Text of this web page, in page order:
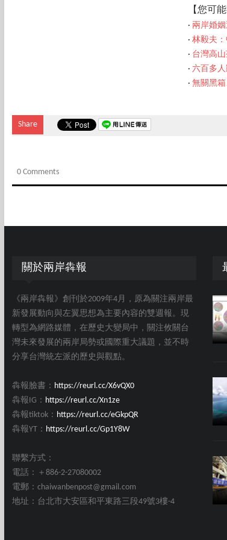
【您可
‧ 兩岸婚
‧ 林毅夫
‧ 台灣高
‧ 六百多
‧ 無關黑
Share
0 Comments
關於兩岸犇報
《兩岸犇報》創刊於2009年4月，原為關注兩岸最
新發展動向與左翼思想為主要內容的雙週報。現
轉型為網路媒體，在歷史大變局中，關注攸關台
灣未來發展的兩岸局勢或國際重大議題，並不時
分享台灣統左派的歷史與觀點。
犇報臉書： https://reurl.cc/X6vQX0
犇報IG： https://reurl.cc/Xn1ze
犇報tiktok： https://reurl.cc/eGkpQR
犇報YT： https://reurl.cc/Gp1Y8W
聯繫方式：
電話：＋886-2-27080002
電郵：chaiwanbenpost@gmail.com
地址：台北市大安區和平東路三段49號3樓-4